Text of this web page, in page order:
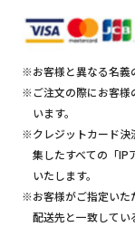
※お客様と異なる名義
※ご注文の際にお客様
います。
※クレジットカード決
集したすべての「IP
いたします。
※お客様がご指定いた
配送先と一致してい